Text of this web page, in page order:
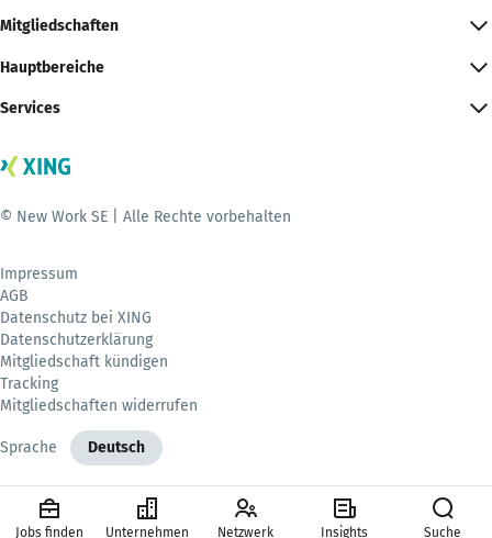
Mitgliedschaften
Hauptbereiche
Services
© New Work SE | Alle Rechte vorbehalten
Impressum
AGB
Datenschutz bei XING
Datenschutzerklärung
Mitgliedschaft kündigen
Tracking
Mitgliedschaften widerrufen
Sprache Deutsch
Jobs finden Unternehmen Netzwerk Insights Suche